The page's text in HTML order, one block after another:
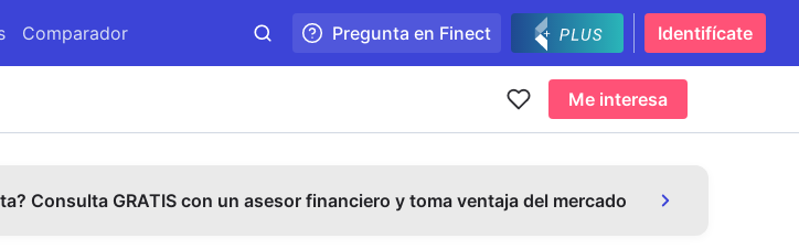
Comparador Pregunta en Finect Identifícate
Me interesa
Consulta GRATIS con un asesor financiero y toma ventaja del mercado